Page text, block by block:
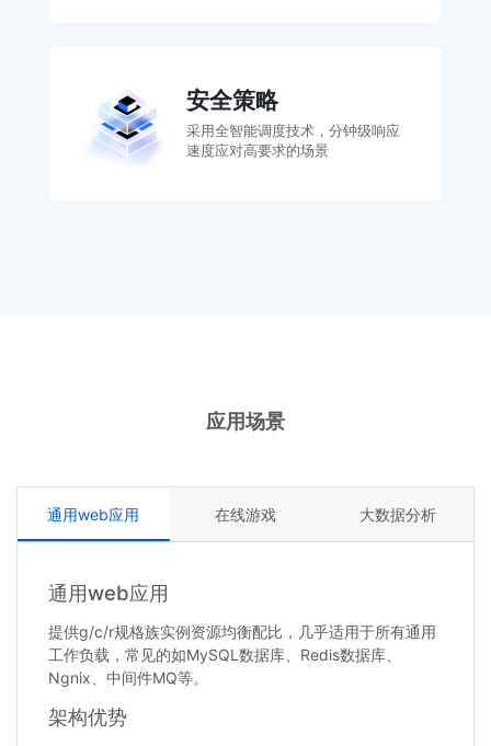
安全策略
采用全智能调度技术，分钟级响应
速度应对高要求的场景
应用场景
通用web应用 在线游戏 大数据分析
通用web应用
提供g/c/r规格族实例资源均衡配比，几乎适用于所有通用
工作负载，常见的如MySQL数据库、Redis数据库、
Ngnix、中间件MQ等。
架构优势